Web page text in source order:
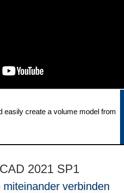
easily create a volume model from
2021 SP1
miteinander verbinden